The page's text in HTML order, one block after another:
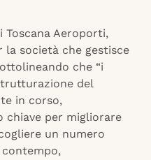
Toscana Aeroporti,
la società che gestisce
che “i
del
in corso,
chiave per migliorare
un numero
contempo,